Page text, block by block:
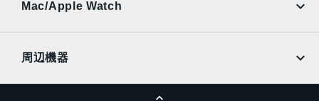
Ymobile
UQmobile
Mac/Apple Watch
周辺機器